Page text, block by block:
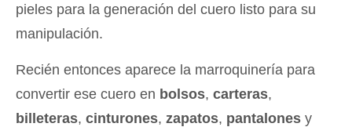
pieles para la generación del cuero listo para su
manipulación.
Recién entonces aparece la marroquinería para
convertir ese cuero en bolsos, carteras,
billeteras, cinturones, zapatos, pantalones y